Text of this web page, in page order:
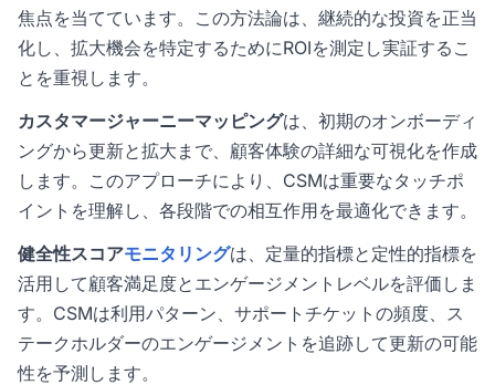
焦点を当てています。この方法論は、継続的な投資を正当
化し、拡大機会を特定するためにROIを測定し実証するこ
とを重視します。
カスタマージャーニーマッピングは、初期のオンボーディ
ングから更新と拡大まで、顧客体験の詳細な可視化を作成
します。このアプローチにより、CSMは重要なタッチポ
イントを理解し、各段階での相互作用を最適化できます。
健全性スコアモニタリングは、定量的指標と定性的指標を
活用して顧客満足度とエンゲージメントレベルを評価しま
す。CSMは利用パターン、サポートチケットの頻度、ス
テークホルダーのエンゲージメントを追跡して更新の可能
性を予測します。